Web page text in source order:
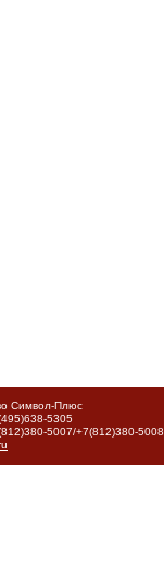
Символ-Плюс
5305
5007/+7(812)380-5008